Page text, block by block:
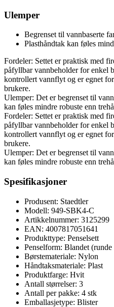
Ulemper
Begrenset til vannbaserte
Plasthåndtak kan føles
Fordeler: Settet er praktisk med
påfyllbar vannbeholder for enkel
kontrollert vannflyt og er egnet
brukere.
Ulemper: Det er begrenset til
kan føles mindre robuste enn
Fordeler: Settet er praktisk med
påfyllbar vannbeholder for enkel
kontrollert vannflyt og er egnet
brukere.
Ulemper: Det er begrenset til
kan føles mindre robuste enn
Spesifikasjoner
Produsent: Staedtler
Modell: 949-SBK4-C
Artikkelnummer: 3125299
EAN: 4007817051641
Produkttype: Penselsett
Penselform: Blandet (runde
Børstemateriale: Nylon
Håndtaksmateriale: Plast
Produktfarge: Hvit
Antall størrelser: 3
Antall per pakke: 4 stk
Emballasjetype: Blister